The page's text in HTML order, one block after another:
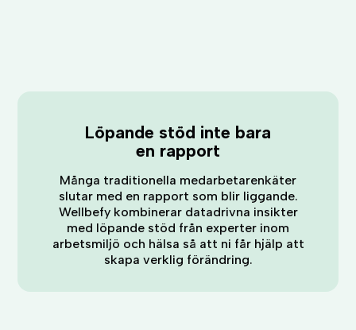
Löpande stöd inte bara
en rapport
Många traditionella medarbetarenkäter
slutar med en rapport som blir liggande.
Wellbefy kombinerar datadrivna insikter
med löpande stöd från experter inom
arbetsmiljö och hälsa så att ni får hjälp att
skapa verklig förändring.